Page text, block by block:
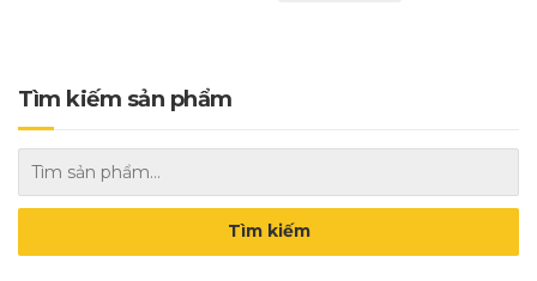
Tìm kiếm sản phẩm
Tìm kiếm